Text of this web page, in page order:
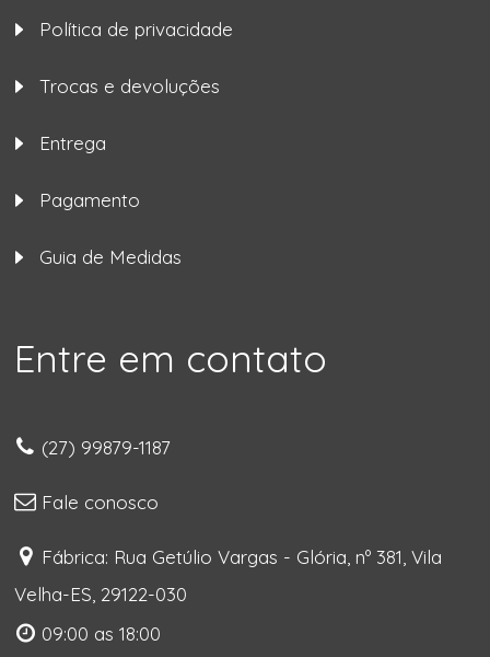
Política de privacidade
Trocas e devoluções
Entrega
Pagamento
Guia de Medidas
Entre em contato
(27) 99879-1187
Fale conosco
Fábrica: Rua Getúlio Vargas - Glória, nº 381, Vila
Velha-ES, 29122-030
09:00 as 18:00